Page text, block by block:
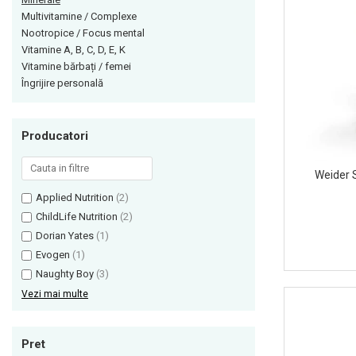
Vitamine bărbați / femei
Îngrijire personală
Himalaya
Insulated
JNX Sports
Kaged
MEX
Muscle Meds
Muscle Pharm
Muscletech
Mutant
Naughty Boy
Neocell
Nordic Naturals
Multivitamine / Complexe
Nootropice / Focus mental
Vitamine A, B, C, D, E, K
Vitamine bărbați / femei
Îngrijire personală
Producatori
Applied Nutrition (2)
ChildLife Nutrition (2)
Dorian Yates (1)
Evogen (1)
Naughty Boy (3)
Vezi mai multe
Pret
Weider